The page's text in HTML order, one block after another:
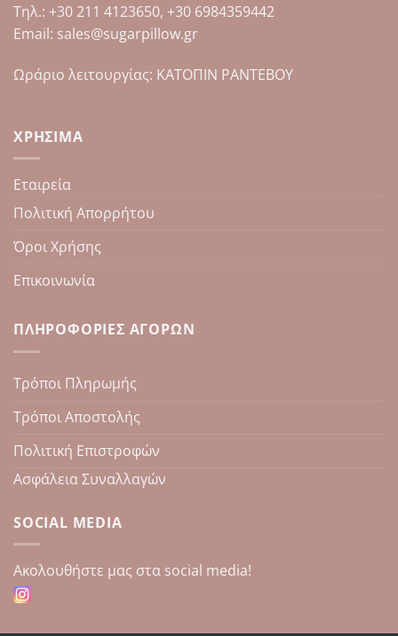
Tηλ.: +30 211 4123650, +30 6984359442
Email: sales@sugarpillow.gr
Ωράριο λειτουργίας: ΚΑΤΟΠΙΝ ΡΑΝΤΕΒΟΥ
ΧΡΉΣΙΜΑ
Εταιρεία
Πολιτική Απορρήτου
Όροι Χρήσης
Επικοινωνία
ΠΛΗΡΟΦΟΡΊΕΣ ΑΓΟΡΏΝ
Τρόποι Πληρωμής
Τρόποι Αποστολής
Πολιτική Επιστροφών
Ασφάλεια Συναλλαγών
SOCIAL MEDIA
Aκολουθήστε μας στα social media!